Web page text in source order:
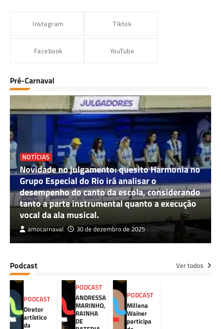
Instagram Tiktok
Facebook YouTube
Pré-Carnaval
NOTÍCIAS
Novidade no julgamento: quesito Harmonia no
Grupo Especial do Rio irá analisar o
desempenho do canto da escola, considerando
tanto a parte instrumental quanto a execução
vocal da ala musical.
amocarnaval 30 de dezembro de 2025
Podcast Ver todos
PODCAST
Diretor
artístico
da
PODCAST
ANDRESSA
MARINHO,
RAINHA
DE
PODCAST
Millena
Wainer
participa